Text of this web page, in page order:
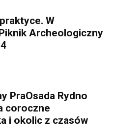
W
Archeologiczny
PraOsada Rydno
coroczne
i okolic z czasów